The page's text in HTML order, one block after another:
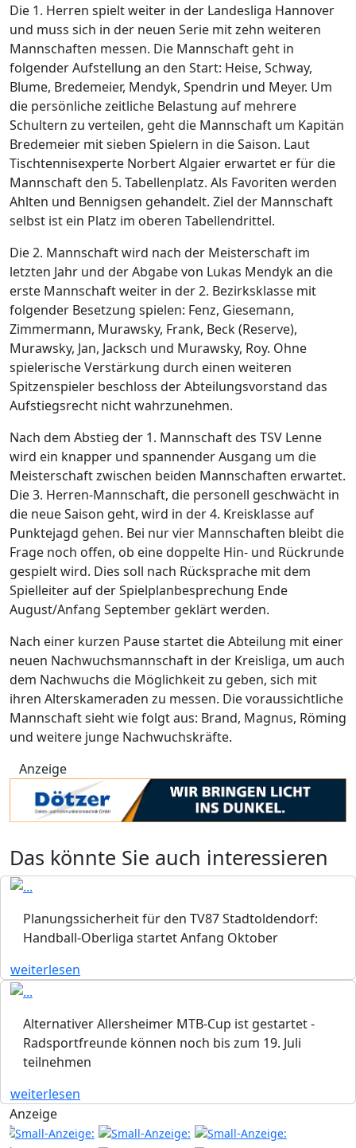
Die 1. Herren spielt weiter in der Landesliga Hannover
und muss sich in der neuen Serie mit zehn weiteren
Mannschaften messen. Die Mannschaft geht in
folgender Aufstellung an den Start: Heise, Schway,
Blume, Bredemeier, Mendyk, Spendrin und Meyer. Um
die persönliche zeitliche Belastung auf mehrere
Schultern zu verteilen, geht die Mannschaft um Kapitän
Bredemeier mit sieben Spielern in die Saison. Laut
Tischtennisexperte Norbert Algaier erwartet er für die
Mannschaft den 5. Tabellenplatz. Als Favoriten werden
Ahlten und Bennigsen gehandelt. Ziel der Mannschaft
selbst ist ein Platz im oberen Tabellendrittel.
Die 2. Mannschaft wird nach der Meisterschaft im
letzten Jahr und der Abgabe von Lukas Mendyk an die
erste Mannschaft weiter in der 2. Bezirksklasse mit
folgender Besetzung spielen: Fenz, Giesemann,
Zimmermann, Murawsky, Frank, Beck (Reserve),
Murawsky, Jan, Jacksch und Murawsky, Roy. Ohne
spielerische Verstärkung durch einen weiteren
Spitzenspieler beschloss der Abteilungsvorstand das
Aufstiegsrecht nicht wahrzunehmen.
Nach dem Abstieg der 1. Mannschaft des TSV Lenne
wird ein knapper und spannender Ausgang um die
Meisterschaft zwischen beiden Mannschaften erwartet.
Die 3. Herren-Mannschaft, die personell geschwächt in
die neue Saison geht, wird in der 4. Kreisklasse auf
Punktejagd gehen. Bei nur vier Mannschaften bleibt die
Frage noch offen, ob eine doppelte Hin- und Rückrunde
gespielt wird. Dies soll nach Rücksprache mit dem
Spielleiter auf der Spielplanbesprechung Ende
August/Anfang September geklärt werden.
Nach einer kurzen Pause startet die Abteilung mit einer
neuen Nachwuchsmannschaft in der Kreisliga, um auch
dem Nachwuchs die Möglichkeit zu geben, sich mit
ihren Alterskameraden zu messen. Die voraussichtliche
Mannschaft sieht wie folgt aus: Brand, Magnus, Röming
und weitere junge Nachwuchskräfte.
Anzeige
Das könnte Sie auch interessieren
Planungssicherheit für den TV87 Stadtoldendorf:
Handball-Oberliga startet Anfang Oktober
weiterlesen
Alternativer Allersheimer MTB-Cup ist gestartet -
Radsportfreunde können noch bis zum 19. Juli
teilnehmen
weiterlesen
Anzeige